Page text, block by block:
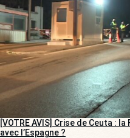
[VOTRE AVIS] Crise de Ceuta :
avec l’Espagne ?